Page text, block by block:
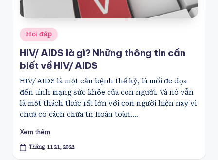
Posted
in
Hỏi đáp
HIV/ AIDS là gì? Những thông tin cần
biết về HIV/ AIDS
HIV/ AIDS là một căn bệnh thế kỷ, là mối đe dọa
đến tính mạng sức khỏe của con người. Và nó vẫn
là một thách thức rất lớn với con người hiện nay vì
chưa có cách chữa trị hoàn toàn.…
Xem thêm
Tháng 11 21, 2022